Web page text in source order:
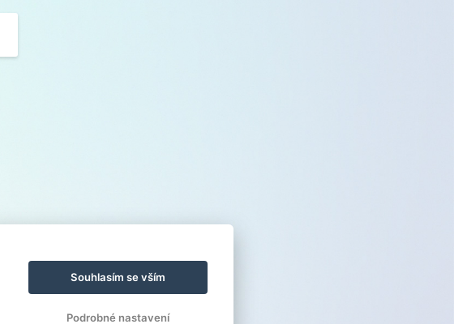
Souhlasím se vším
Podrobné nastavení